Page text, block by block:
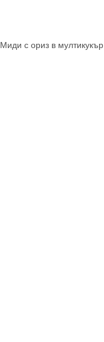
Миди с ориз в мултикукър